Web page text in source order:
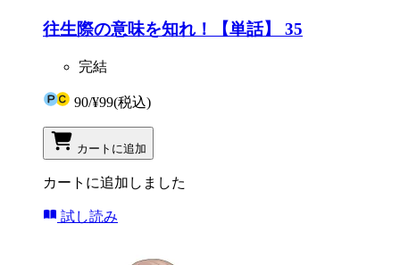
往生際の意味を知れ！【単話】 35
完結
90/¥99(税込)
カートに追加
カートに追加しました
試し読み